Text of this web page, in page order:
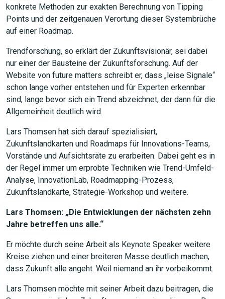
konkrete Methoden zur exakten Berechnung von Tipping
Points und der zeitgenauen Verortung dieser Systembrüche
auf einer Roadmap.
Trendforschung, so erklärt der Zukunftsvisionär, sei dabei
nur einer der Bausteine der Zukunftsforschung. Auf der
Website von future matters schreibt er, dass „leise Signale“
schon lange vorher entstehen und für Experten erkennbar
sind, lange bevor sich ein Trend abzeichnet, der dann für die
Allgemeinheit deutlich wird.
Lars Thomsen hat sich darauf spezialisiert,
Zukunftslandkarten und Roadmaps für Innovations-Teams,
Vorstände und Aufsichtsräte zu erarbeiten. Dabei geht es in
der Regel immer um erprobte Techniken wie Trend-Umfeld-
Analyse, InnovationLab, Roadmapping-Prozess,
Zukunftslandkarte, Strategie-Workshop und weitere.
Lars Thomsen: „Die Entwicklungen der nächsten zehn
Jahre betreffen uns alle.“
Er möchte durch seine Arbeit als Keynote Speaker weitere
Kreise ziehen und einer breiteren Masse deutlich machen,
dass Zukunft alle angeht. Weil niemand an ihr vorbeikommt.
Lars Thomsen möchte mit seiner Arbeit dazu beitragen, die